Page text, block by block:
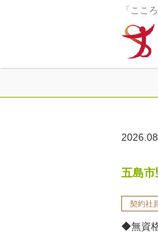
「ここ
五島
契約社
◆無資